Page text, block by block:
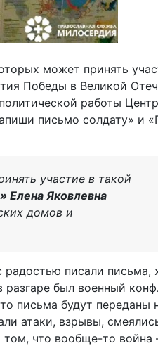
может принять
Победы в Великой
работы
письмо солдату» и
участие в такой
Елена Яковлевна
домов и
писали письма,
разгаре был военный
письма будут переданы
атаки, взрывы,
что вообще-то война